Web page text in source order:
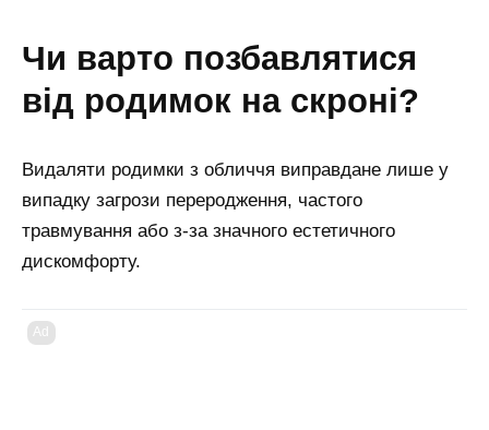
чи варто позбавлятися
від родимок на скроні?
Видаляти родимки з обличчя виправдане лише у
випадку загрози переродження, частого
травмування або з-за значного естетичного
дискомфорту.
Ad